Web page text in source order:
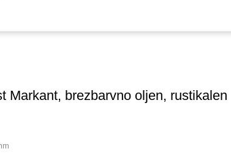
Markant, brezbarvno oljen, rustikalen